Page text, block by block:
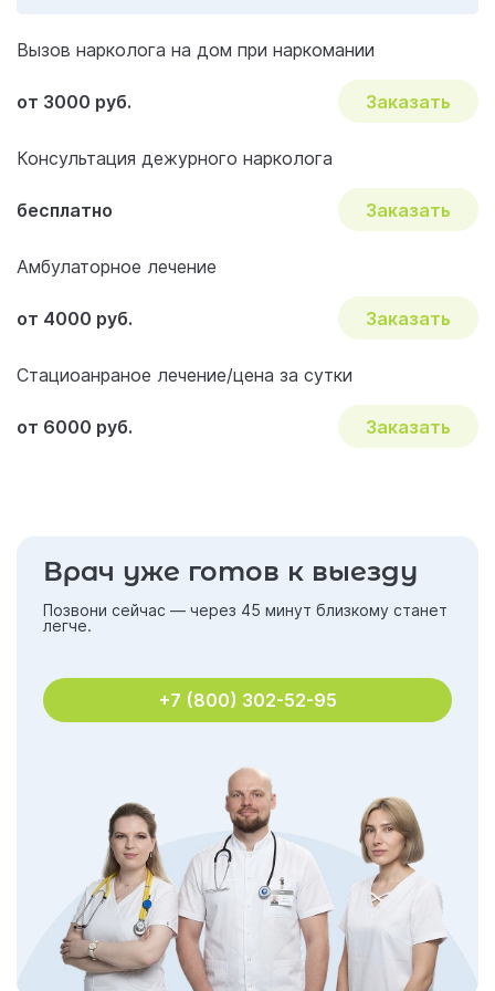
Начните трезвую жизнь
Отзывы об услуге «Лечение наркомании»
Важные вопросы и ответы по наркологии
Вызов нарколога на дом при наркомании
от 3000 руб. Заказать
Консультация дежурного нарколога
бесплатно Заказать
Амбулаторное лечение
от 4000 руб. Заказать
Стациоанраное лечение/цена за сутки
от 6000 руб. Заказать
Врач уже готов к выезду
Позвони сейчас — через 45 минут близкому станет
легче.
+7 (800) 302-52-95